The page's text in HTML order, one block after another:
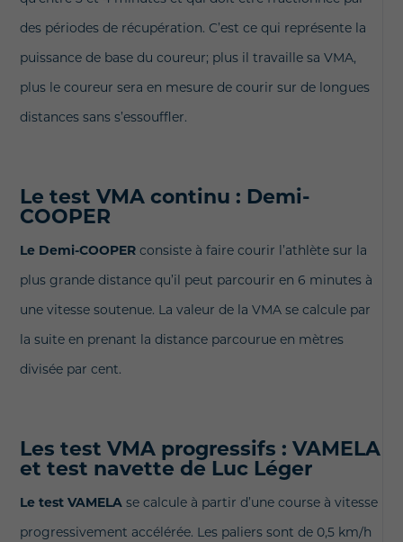
des périodes de récupération. C’est ce qui représente la
puissance de base du coureur; plus il travaille sa VMA,
plus le coureur sera en mesure de courir sur de longues
distances sans s’essouffler.
Le test VMA continu : Demi-
COOPER
Le Demi-COOPER consiste à faire courir l’athlète sur la
plus grande distance qu’il peut parcourir en 6 minutes à
une vitesse soutenue. La valeur de la VMA se calcule par
la suite en prenant la distance parcourue en mètres
divisée par cent.
Les test VMA progressifs : VAMELA
et test navette de Luc Léger
Le test VAMELAse calcule à partir d’une course à vitesse
progressivement accélérée. Les paliers sont de 0,5 km/h